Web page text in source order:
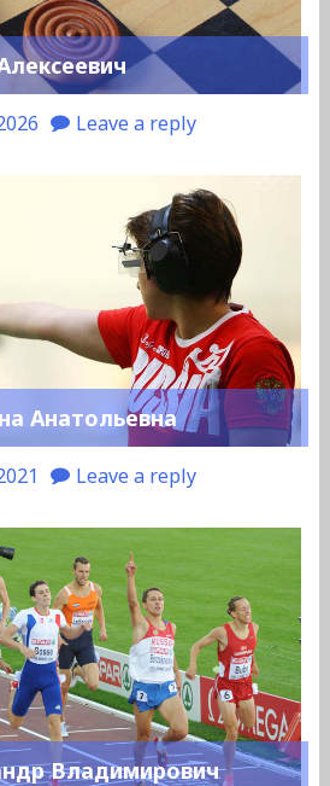
Leave a reply
Анатольевна
Leave a reply
Владимирович